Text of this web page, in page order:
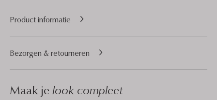
Product informatie
Bezorgen & retourneren
Maak je look compleet